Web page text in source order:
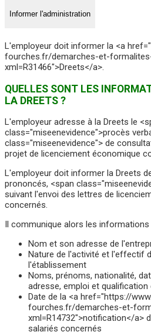
Informer l'administration
L'employeur doit informer la <a
fourches.fr/demarches-et-
xml=R31466">Dreets</a>.
QUELLES SONT LES
LA DREETS ?
L'employeur adresse à la Dreets le
class="miseenevidence">procès
class="miseenevidence"> de
projet de licenciement économique
L'employeur doit informer la Dreets
prononcés, <span
suivant l'envoi des lettres de
concernés.
Il communique alors les
Nom et son adresse de
Nature de l'activité et l'effectif
l'établissement
Noms, prénoms, nationalité,
adresse, emploi et
Date de la <a href="https://
fourches.fr/demarches-et-
xml=R14732">notification</a>
salariés concernés